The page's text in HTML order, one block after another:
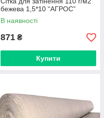
бежева 1,5*10 “AГРОС”
В наявності
871 ₴
Купити